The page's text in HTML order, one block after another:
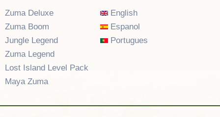
Zuma Deluxe
Zuma Boom
Jungle Legend
Zuma Legend
Lost Island Level Pack
Maya Zuma
English
Espanol
Portugues